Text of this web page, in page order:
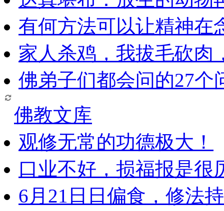
有何方法可以让精神在
家人杀鸡，我拔毛砍肉
佛弟子们都会问的27个
佛教文库
观修无常的功德极大！
口业不好，损福报是很
6月21日日偏食，修法